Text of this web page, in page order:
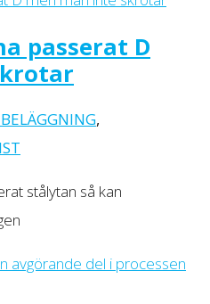
passerat D
,
stålytan så kan